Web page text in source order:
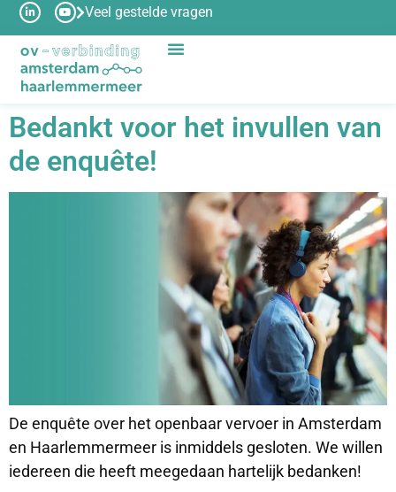
Veel gestelde vragen
Bedankt voor het invullen van
de enquête!
De enquête over het openbaar vervoer in Amsterdam
en Haarlemmermeer is inmiddels gesloten. We willen
iedereen die heeft meegedaan hartelijk bedanken!